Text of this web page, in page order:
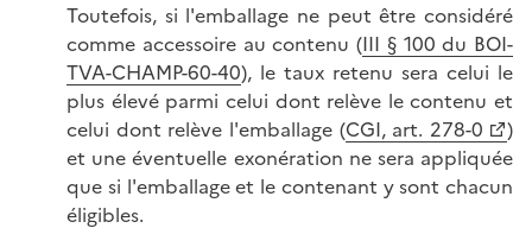
Toutefois, si l'emballage ne peut être considéré
comme accessoire au contenu (III § 100 du BOI-
TVA-CHAMP-60-40), le taux retenu sera celui le
plus élevé parmi celui dont relève le contenu et
celui dont relève l'emballage (CGI, art. 278-0
)
et une éventuelle exonération ne sera appliquée
que si l'emballage et le contenant y sont chacun
éligibles.